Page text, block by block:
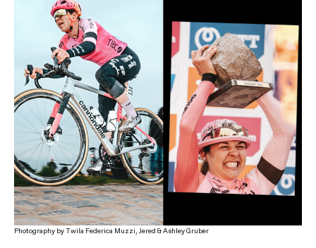
Photography by Twila Federica Muzzi, Jered & Ashley Gruber